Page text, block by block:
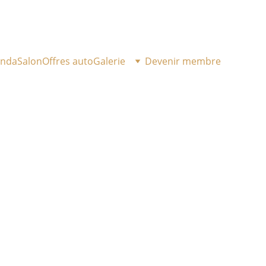
SalonOffres autoGalerie Devenir membre